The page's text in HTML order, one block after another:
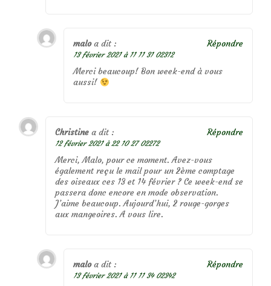
malo a dit :
13 février 2021 à 11 11 31 02312
Merci beaucoup! Bon week-end à vous
aussi!
Répondre
Christine a dit :
12 février 2021 à 22 10 27 02272
Merci, Malo, pour ce moment. Avez-vous
également reçu le mail pour un 2ème comptage
des oiseaux ces 13 et 14 février ? Ce week-end se
passera donc encore en mode observation.
J’aime beaucoup. Aujourd’hui, 2 rouge-gorges
aux mangeoires. A vous lire.
Répondre
malo a dit :
13 février 2021 à 11 11 34 02342
Répondre